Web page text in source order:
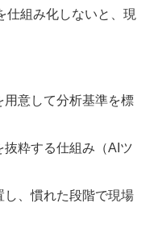
仕組み化しないと、現
用意して分析基準を標
粋する仕組み（AIツ
、慣れた段階で現場